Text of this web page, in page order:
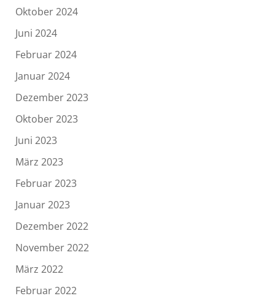
Oktober 2024
Juni 2024
Februar 2024
Januar 2024
Dezember 2023
Oktober 2023
Juni 2023
März 2023
Februar 2023
Januar 2023
Dezember 2022
November 2022
März 2022
Februar 2022